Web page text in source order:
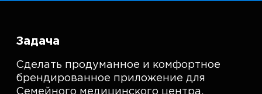
Задача
Сделать продуманное и комфортное
брендированное приложение для
Семейного медицинского центра.